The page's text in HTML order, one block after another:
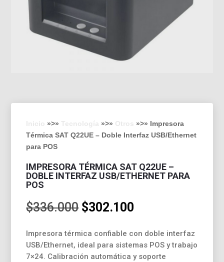
»>» »>»
»>» Impresora
Térmica SAT Q22UE – Doble Interfaz USB/Ethernet
para POS
IMPRESORA TÉRMICA SAT Q22UE –
DOBLE INTERFAZ USB/ETHERNET PARA
POS
$336.000 El
original
era:
$336.000.
$302.100
actual
es:
$302.100.
Impresora térmica confiable con doble interfaz
USB/Ethernet, ideal para sistemas POS y trabajo
7×24. Calibración automática y soporte